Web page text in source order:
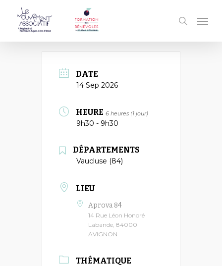
contenu
Menu
DATE
14 Sep 2026
HEURE 6 heures (1 jour)
9h30 - 9h30
DÉPARTEMENTS
Vaucluse (84)
LIEU
Aprova 84
14 Rue Léon Honoré
Labande, 84000
AVIGNON
THÉMATIQUE